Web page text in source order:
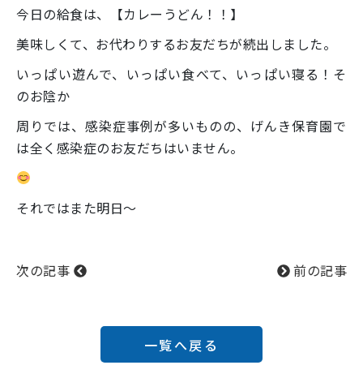
今日の給食は、【カレーうどん！！】
美味しくて、お代わりするお友だちが続出しました。
いっぱい遊んで、いっぱい食べて、いっぱい寝る！そ
のお陰か
周りでは、感染症事例が多いものの、げんき保育園で
は全く感染症のお友だちはいません。
それではまた明日～
次の記事 前の記事
一覧へ戻る